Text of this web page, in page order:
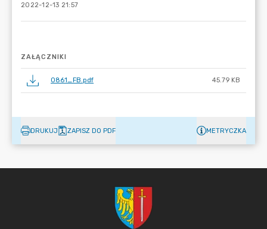
2022-12-13 21:57
ZAŁĄCZNIKI
0861_FB.pdf 45.79 KB
DRUKUJ ZAPISZ DO PDF METRYCZKA